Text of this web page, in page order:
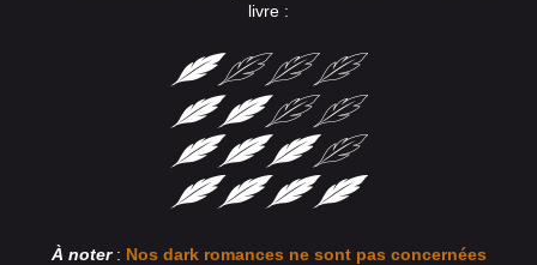
livre :
À noter: Nos dark romances ne sont pas concernées